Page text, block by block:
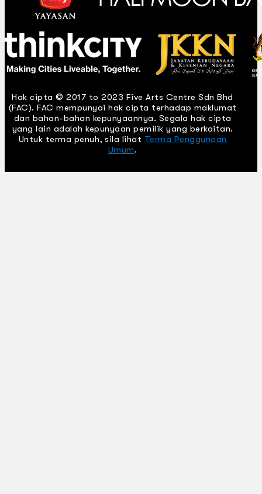
Hak cipta © 2017 to 2023 Five Arts Centre Sdn Bhd
(FAC). FAC mempunyai hak cipta terhadap maklumat
dan bahan-bahan kepunyaannya. Segala hak cipta
yang lain adalah kepunyaan pemilik yang berkaitan.
Untuk terma penuh, sila lihat Terma Penggunaan
Umum.